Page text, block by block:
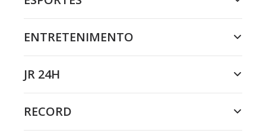
ENTRETENIMENTO
JR 24H
RECORD